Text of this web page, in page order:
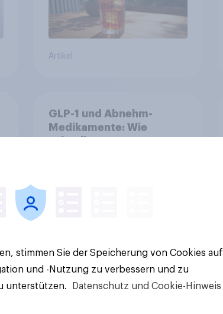
Artikel
GLP-1 und Abnehm-
Medikamente: Wie
Artikel
stimmen Sie der Speicherung von Cookies auf
und -Nutzung zu verbessern und zu
unterstützen.
Datenschutz und Cookie-Hinweis